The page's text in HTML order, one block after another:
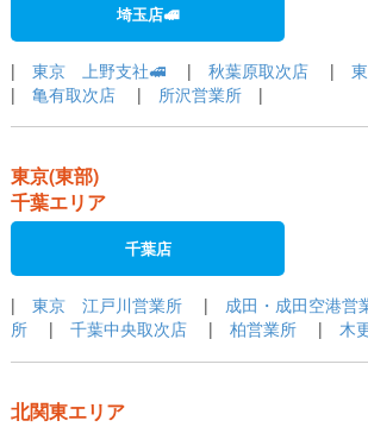
埼玉店🚅
| 東京 上野支社🚅| 秋葉原取次店|
| 亀有取次店| 所沢営業所|
東京(東部)
千葉エリア
千葉店
| 東京 江戸川営業所| 成田・成田空港営
所| 千葉中央取次店| 柏営業所| 木
北関東エリア